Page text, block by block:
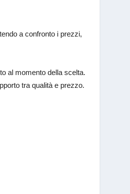
a confronto i prezzi,
al momento della scelta.
tra qualità e prezzo.